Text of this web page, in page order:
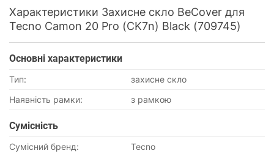
Характеристики Захисне скло BeCover для
Tecno Camon 20 Pro (CK7n) Black (709745)
Основнi характеристики
Тип:
захисне скло
Наявність рамки:
з рамкою
Сумісність
Сумісний бренд:
Tecno